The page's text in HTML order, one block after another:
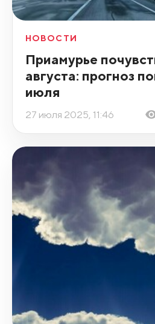
НОВОСТИ
Приамурье
августа: прогноз
июля
27 июля 2025, 11:46